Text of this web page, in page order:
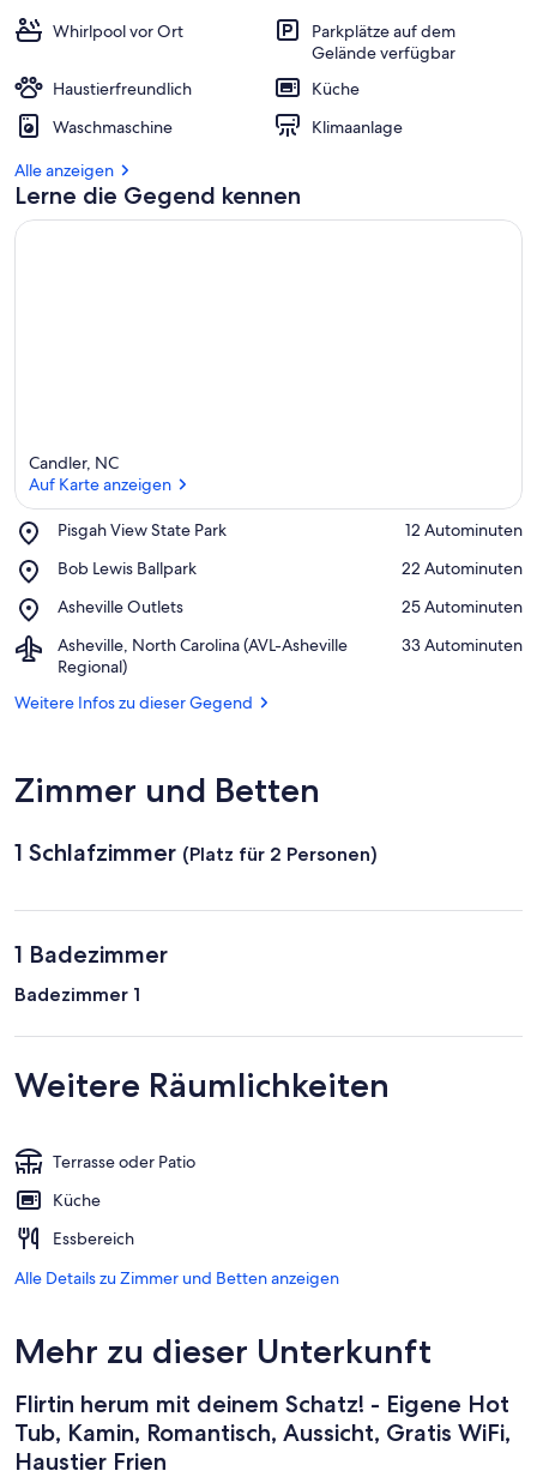
Whirlpool vor Ort
Parkplätze auf dem
Gelände verfügbar
Haustierfreundlich
Küche
Waschmaschine
Klimaanlage
Alle anzeigen
Lerne die Gegend kennen
Candler, NC
Auf Karte anzeigen
Pisgah View State Park
Place,
View
Park
‪12 Autominuten‬
Bob Lewis Ballpark
Place,
Lewis
‪22 Autominuten‬
Asheville Outlets
Place,
Outlets
‪25 Autominuten‬
Asheville, North Carolina (AVL-Asheville
Regional)
Airport,
Asheville,
Carolina
‪33 Autominuten‬
Weitere Infos zu dieser Gegend
Zimmer und Betten
1 Schlafzimmer (Platz für 2 Personen)
1 Badezimmer
Badezimmer 1
Weitere Räumlichkeiten
Terrasse oder Patio
Küche
Essbereich
Alle Details zu Zimmer und Betten anzeigen
Mehr zu dieser Unterkunft
Flirtin herum mit deinem Schatz! - Eigene Hot
Tub, Kamin, Romantisch, Aussicht, Gratis WiFi,
Haustier Frien